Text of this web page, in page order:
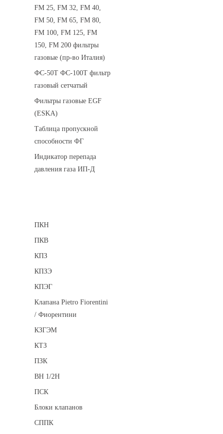
FM 25, FM 32, FM 40,
FM 50, FM 65, FM 80,
FM 100, FM 125, FM
150, FM 200 фильтры
газовые (пр-во Италия)
ФС-50Т ФС-100Т фильтр
газовый сетчатый
Фильтры газовые EGF
(ESKA)
Таблица пропускной
способности ФГ
Индикатор перепада
давления газа ИП-Д
ПКН
ПКВ
КПЗ
КПЗЭ
КПЭГ
Клапана Pietro Fiorentini
/ Фиорентини
КЗГЭМ
КТЗ
ПЗК
ВН 1/2Н
ПСК
Блоки клапанов
СППК